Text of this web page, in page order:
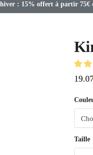
: 15% offert à partir 75€
Taille